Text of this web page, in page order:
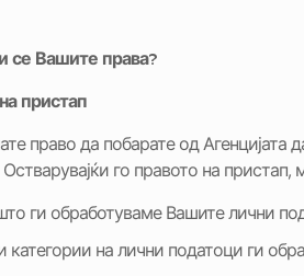
се Вашите права?
пристап
право да побарате од Агенцијата
Остварувајќи го правото на
ги обработуваме Вашите лични
категории на лични податоци ги